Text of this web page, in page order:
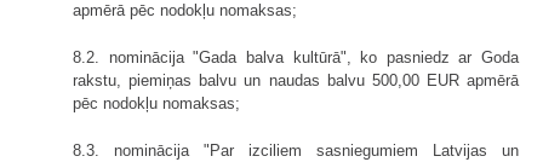
apmērā pēc nodokļu nomaksas;
8.2. nominācija "Gada balva kultūrā", ko pasniedz ar Goda
rakstu, piemiņas balvu un naudas balvu 500,00 EUR apmērā
pēc nodokļu nomaksas;
8.3. nominācija "Par izciliem sasniegumiem Latvijas un